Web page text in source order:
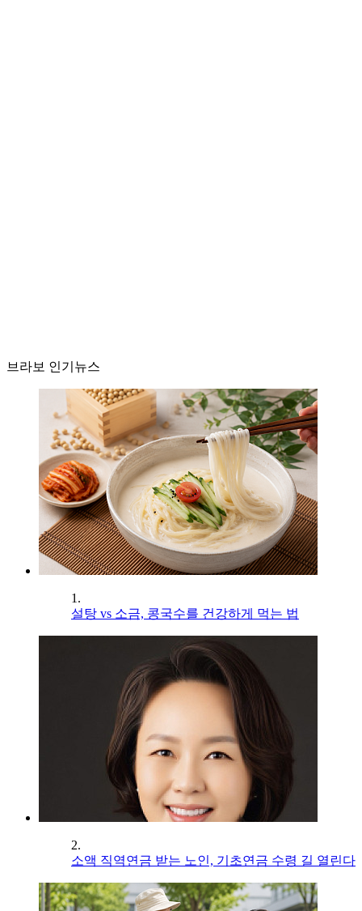
브라보 인기뉴스
1.
설탕 vs 소금, 콩국수를 건강하게 먹는 법
2.
소액 직역연금 받는 노인, 기초연금 수령 길 열린다